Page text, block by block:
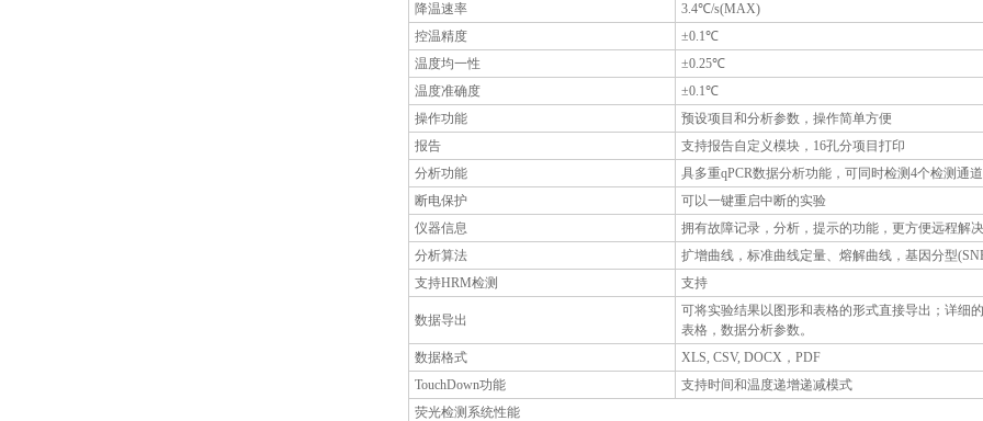
降温速率
3.4℃/s(MAX)
控温精度
±0.1℃
温度均一性
±0.25℃
温度准确度
±0.1℃
操作功能
预设项目和分析参数，操作简单方便
报告
支持报告自定义模块，16孔分项目打印
分析功能
具多重qPCR数据分析功能，可同时检测4个检测通道
断电保护
可以一键重启中断的实验
仪器信息
拥有故障记录，分析，提示的功能，更方便远程解
分析算法
扩增曲线，标准曲线定量、熔解曲线，基因分型
支持HRM检测
支持
数据导出
可将实验结果以图形和表格的形式直接导出；详细
表格，数据分析参数。
数据格式
XLS, CSV, DOCX，PDF
TouchDown功能
支持时间和温度递增递减模式
荧光检测系统性能